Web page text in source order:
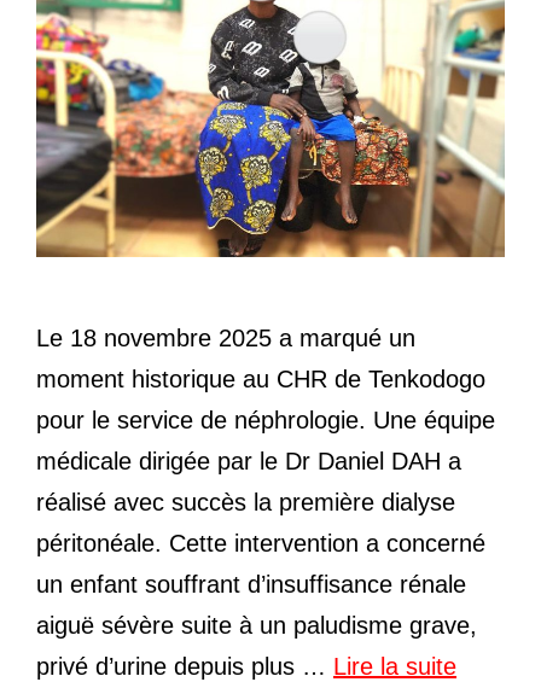
Le 18 novembre 2025 a marqué un
moment historique au CHR de Tenkodogo
pour le service de néphrologie. Une équipe
médicale dirigée par le Dr Daniel DAH a
réalisé avec succès la première dialyse
péritonéale. Cette intervention a concerné
un enfant souffrant d’insuffisance rénale
aiguë sévère suite à un paludisme grave,
privé d’urine depuis plus … Lire la suite